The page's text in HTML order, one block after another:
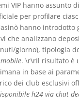
VIP hanno assunto
per profilare
hanno introdotto
che analizzano
giorno), tipologia
. \r\rIl risultato è
in base ai
dei club esclusivi
h24 via chat